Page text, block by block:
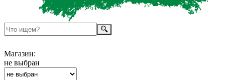
Магазин:
не выбран